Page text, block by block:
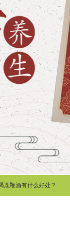
鹿鞭酒有什么好处？